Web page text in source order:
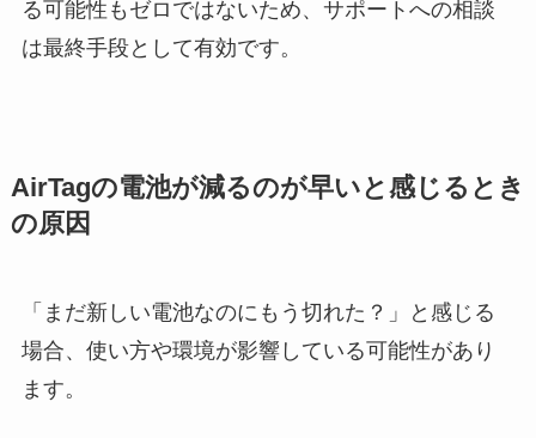
る可能性もゼロではないため、サポートへの相談
は最終手段として有効です。
AirTagの電池が減るのが早いと感じるとき
の原因
「まだ新しい電池なのにもう切れた？」と感じる
場合、使い方や環境が影響している可能性があり
ます。